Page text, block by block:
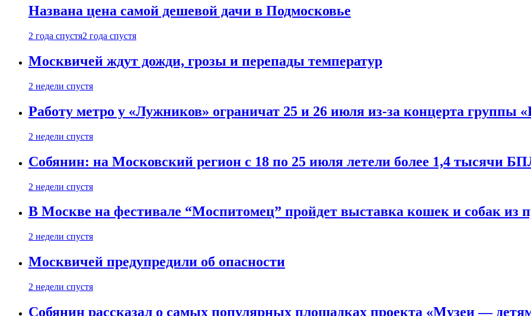
Названа цена самой дешевой дачи в Подмосковье
2 года спустя2 года спустя
Москвичей ждут дожди, грозы и перепады температур
2 недели спустя
Работу метро у «Лужников» ограничат 25 и 26 июля из-за концерта группы
2 недели спустя
Собянин: на Московский регион с 18 по 25 июля летели более 1,4 тысячи
2 недели спустя
В Москве на фестивале “Моспитомец” пройдет выставка кошек и собак из
2 недели спустя
Москвичей предупредили об опасности
2 недели спустя
Собянин рассказал о самых популярных площадках проекта «Музеи —